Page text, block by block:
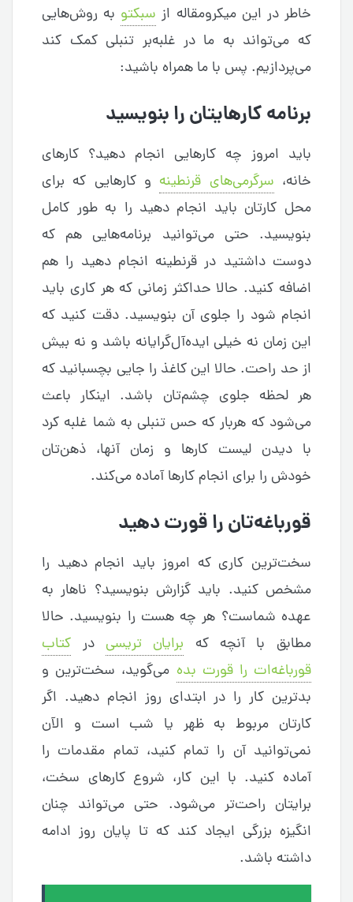
خاطر در این میکرومقاله از سبکتو به روش‌هایی
که می‌تواند به ما در غلبه‌بر تنبلی کمک کند
می‌پردازیم. پس با ما همراه باشید:
برنامه کارهایتان را بنویسید
باید امروز چه کارهایی انجام دهید؟ کارهای
خانه، سرگرمی‌های قرنطینه و کارهایی که برای
محل کارتان باید انجام دهید را به طور کامل
بنویسید. حتی می‌توانید برنامه‌هایی هم که
دوست داشتید در قرنطینه انجام دهید را هم
اضافه کنید. حالا حداکثر زمانی که هر کاری باید
انجام شود را جلوی آن بنویسید. دقت کنید که
این زمان نه خیلی ایده‌آل‌گرایانه باشد و نه بیش
از حد راحت. حالا این کاغذ را جایی بچسبانید که
هر لحظه جلوی چشم‌تان باشد. اینکار باعث
می‌شود که هربار که حس تنبلی به شما غلبه‌ کرد
با دیدن لیست کارها و زمان آنها، ذهن‌تان
خودش را برای انجام کارها آماده می‌کند.
قورباغه‌تان را قورت دهید
سخت‌ترین کاری که امروز باید انجام دهید را
مشخص کنید. باید گزارش بنویسید؟ ناهار به
عهده شماست؟ هر چه هست را بنویسید. حالا
مطابق با آنچه که برایان تریسی در کتاب
قورباغه‌ات را قورت بده می‌گوید، سخت‌ترین و
بدترین کار را در ابتدای روز انجام دهید. اگر
کارتان مربوط به ظهر یا شب است و الآن
نمی‌توانید آن را تمام کنید، تمام مقدمات را
آماده کنید. با این کار، شروع کارهای سخت،
برایتان راحت‌تر می‌شود. حتی می‌تواند چنان
انگیزه بزرگی ایجاد کند که تا پایان روز ادامه
داشته باشد.